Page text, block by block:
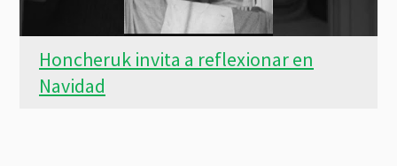
Honcheruk invita a reflexionar en
Navidad